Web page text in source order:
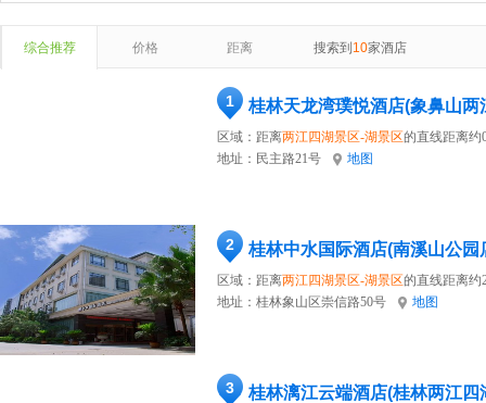
综合推荐 价格 距离 搜索到 10家酒店
1 桂林天龙湾璞悦酒店(象鼻山两
区域：距离两江四湖景区-湖景区的直线距离约
地址： 民主路21号 地图
2 桂林中水国际酒店(南溪山公园
区域：距离两江四湖景区-湖景区的直线距离约
地址： 桂林象山区崇信路50号 地图
3 桂林漓江云端酒店(桂林两江四